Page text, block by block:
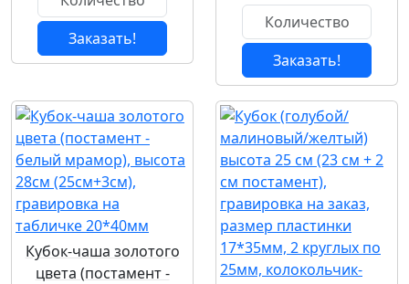
Заказать!
Заказать!
Кубок-чаша золотого
цвета (постамент -